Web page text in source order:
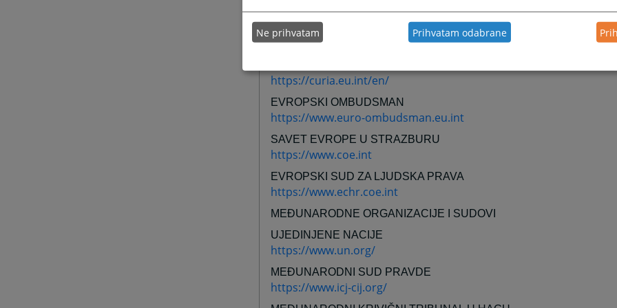
EVROPSKA UNIJA
https://europa.eu.int/
https://curia.eu.int/en/
EVROPSKI OMBUDSMAN
https://www.euro-ombudsman.eu.int
SAVET EVROPE U STRAZBURU
https://www.coe.int
EVROPSKI SUD ZA LJUDSKA PRAVA
https://www.echr.coe.int
MEĐUNARODNE ORGANIZACIJE I SUDOVI
UJEDINJENE NACIJE
https://www.un.org/
MEĐUNARODNI SUD PRAVDE
https://www.icj-cij.org/
Ne prihvatam Prihvatam odabrane